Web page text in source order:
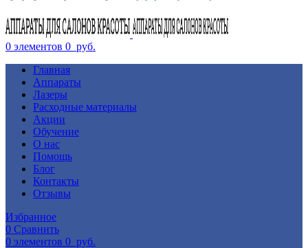
0 элементов 0 руб.
Главная
Аппараты
Лазеры
Расходные материалы
Акции
Обучение
О нас
Помощь
Блог
Контакты
Отзывы
Избранное
0 Сравнить
0 элементов 0 руб.